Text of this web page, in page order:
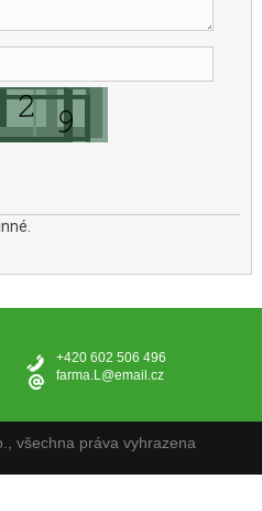
+420 602 506 496
farma.L@email.cz
všechna práva vyhrazena